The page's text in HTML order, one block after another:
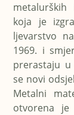
metalurških
koja je
ljevarstvo
1969. i
prerastaju u
se novi
Metalni
otvorena je